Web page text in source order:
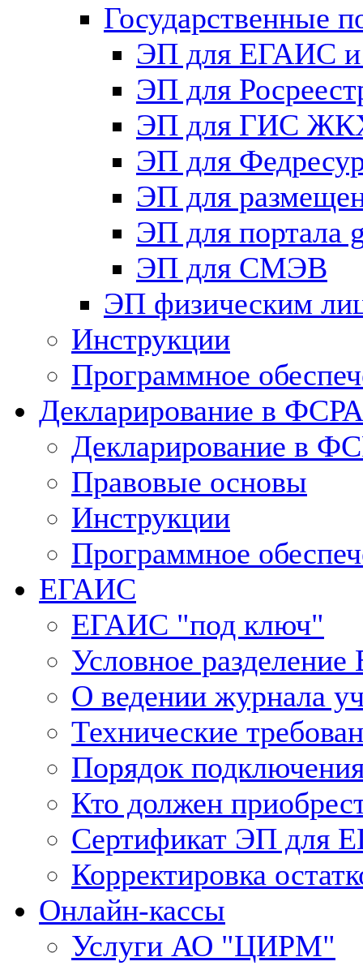
Государственные
ЭП для ЕГАИС и
ЭП для
ЭП для ГИС
ЭП для
ЭП для
ЭП для портала
ЭП для СМЭВ
ЭП физическим
Инструкции
Программное
Декларирование в
Декларирование в
Правовые основы
Инструкции
Программное
ЕГАИС
ЕГАИС "под ключ"
Условное
О ведении журнала
Технические
Порядок
Кто должен
Сертификат ЭП для
Корректировка
Онлайн-кассы
Услуги АО "ЦИРМ"